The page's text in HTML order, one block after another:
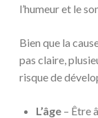
l’humeur et le
Bien que la
pas claire,
risque de
L’âge – Être